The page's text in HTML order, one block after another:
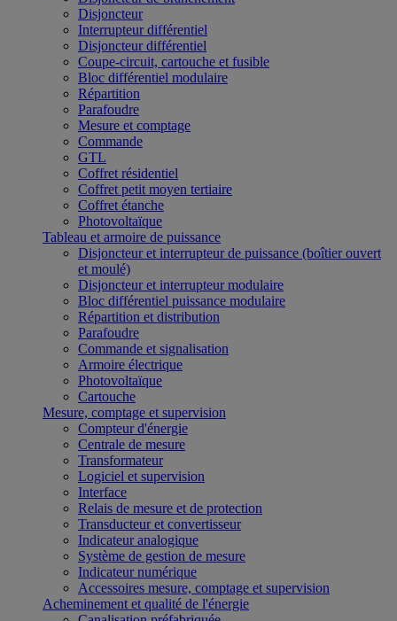
Disjoncteur
Interrupteur différentiel
Disjoncteur différentiel
Coupe-circuit, cartouche et fusible
Bloc différentiel modulaire
Répartition
Parafoudre
Mesure et comptage
Commande
GTL
Coffret résidentiel
Coffret petit moyen tertiaire
Coffret étanche
Photovoltaïque
Tableau et armoire de puissance
Disjoncteur et interrupteur de puissance (boîtier ouvert
et moulé)
Disjoncteur et interrupteur modulaire
Bloc différentiel puissance modulaire
Répartition et distribution
Parafoudre
Commande et signalisation
Armoire électrique
Photovoltaïque
Cartouche
Mesure, comptage et supervision
Compteur d'énergie
Centrale de mesure
Transformateur
Logiciel et supervision
Interface
Relais de mesure et de protection
Transducteur et convertisseur
Indicateur analogique
Système de gestion de mesure
Indicateur numérique
Accessoires mesure, comptage et supervision
Acheminement et qualité de l'énergie